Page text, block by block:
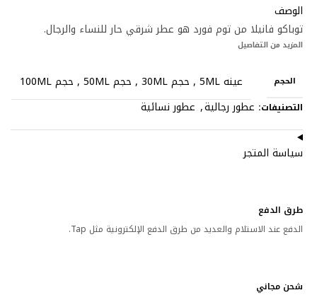
الوصف
توباكو فانيلا من توم فورد هو عطر شرقي حار للنساء والرجال.
المزيد من التفاصيل
الحجم عينه 5ML , حجم 30ML , حجم 50ML , حجم 100ML
التصنيفات: عطور رجالية, عطور نسائية
سياسة المتجر
طرق الدفع
الدفع عند الاستلام والعديد من طرق الدفع الإلكترونية مثل Tap.
شحن مجاني